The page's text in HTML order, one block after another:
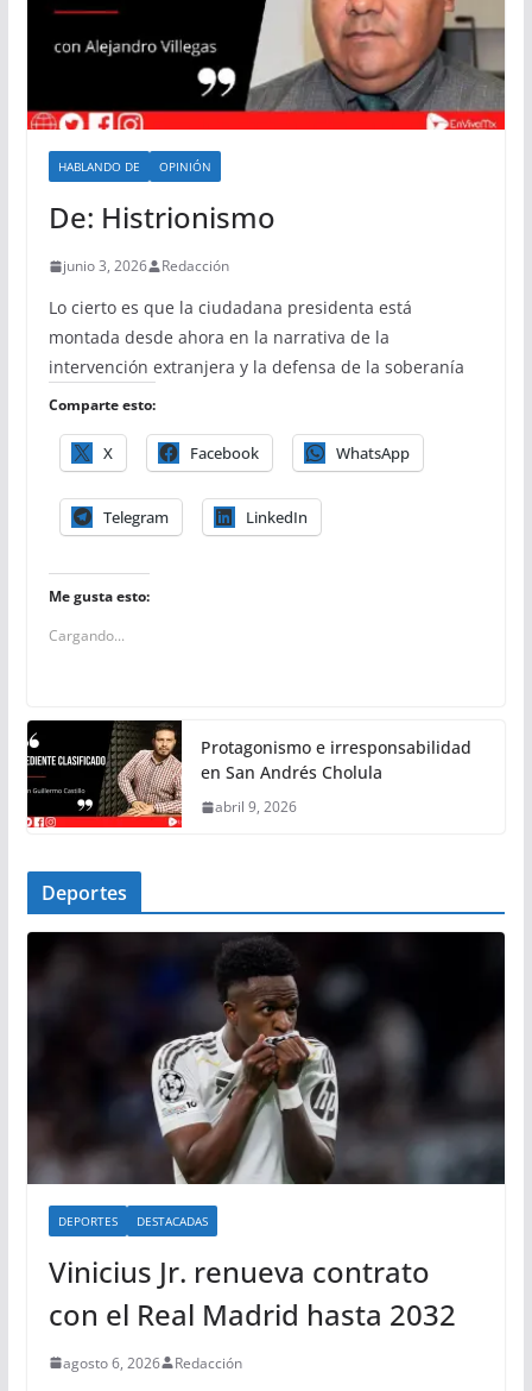
HABLANDO DE OPINIÓN
De: Histrionismo
junio 3, 2026 Redacción
Lo cierto es que la ciudadana presidenta está
montada desde ahora en la narrativa de la
intervención extranjera y la defensa de la soberanía
Comparte esto:
X Facebook WhatsApp
Telegram LinkedIn
Me gusta esto:
Cargando...
Protagonismo e irresponsabilidad
en San Andrés Cholula
abril 9, 2026
Deportes
DEPORTES DESTACADAS
Vinicius Jr. renueva contrato
con el Real Madrid hasta 2032
agosto 6, 2026 Redacción